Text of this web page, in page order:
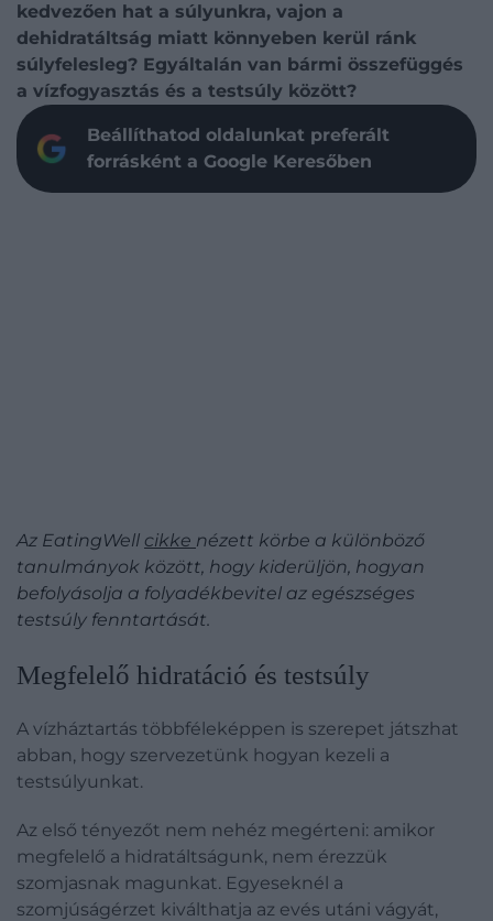
kedvezően hat a súlyunkra, vajon a
dehidratáltság miatt könnyeben kerül ránk
súlyfelesleg? Egyáltalán van bármi összefüggés
a vízfogyasztás és a testsúly között?
Beállíthatod oldalunkat preferált
forrásként a Google Keresőben
Az EatingWell cikke nézett körbe a különböző
tanulmányok között, hogy kiderüljön, hogyan
befolyásolja a folyadékbevitel az egészséges
testsúly fenntartását.
Megfelelő hidratáció és testsúly
A vízháztartás többféleképpen is szerepet játszhat
abban, hogy szervezetünk hogyan kezeli a
testsúlyunkat.
Az első tényezőt nem nehéz megérteni: amikor
megfelelő a hidratáltságunk, nem érezzük
szomjasnak magunkat. Egyeseknél a
szomjúságérzet kiválthatja az evés utáni vágyát,